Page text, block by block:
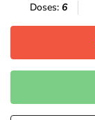
Doses: 6